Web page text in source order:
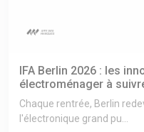
IFA Berlin 2026 : les
électroménager à
Chaque rentrée, Berlin
l'électronique grand pu...